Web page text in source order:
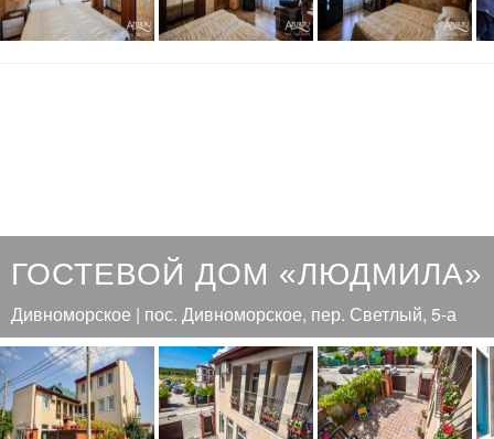
ГОСТЕВОЙ ДОМ «ЛЮДМИЛА»
Дивноморское | пос. Дивноморское, пер. Светлый, 5-а